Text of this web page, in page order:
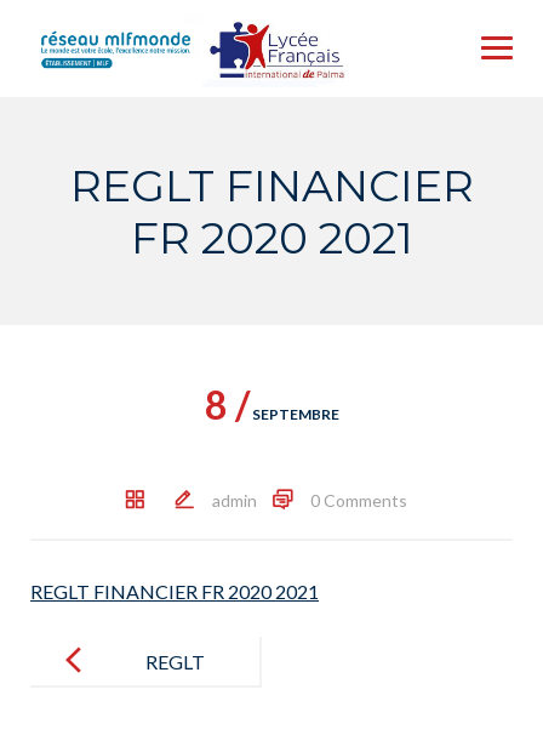
content
REGLT FINANCIER
FR 2020 2021
8 / SEPTEMBRE
admin 0 Comments
REGLT FINANCIER FR 2020 2021
navigation
REGLT